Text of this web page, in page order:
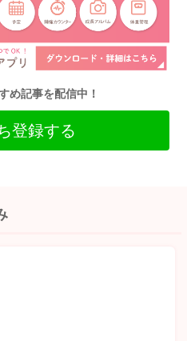
め記事を配信中！
登録する